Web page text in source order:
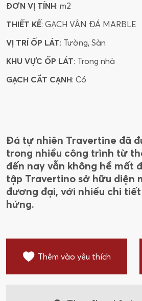
ĐƠN VỊ TÍNH: m2
THIẾT KẾ: GẠCH VÂN ĐÁ MARBLE
VỊ TRÍ ỐP LÁT: Tường, Sàn
KHU VỰC ỐP LÁT: Trong nhà
GẠCH CẮT CẠNH: Có
Đá tự nhiên Travertine đã
trong nhiều công trình từ
đến nay vẫn không hề mất
tập Travertino sở hữu diện
đương đại, với nhiều chi tiết
hứng.
Thêm vào yêu thích